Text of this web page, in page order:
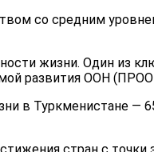
со средним
жизни. Один из
развития ООН
в Туркменистане —